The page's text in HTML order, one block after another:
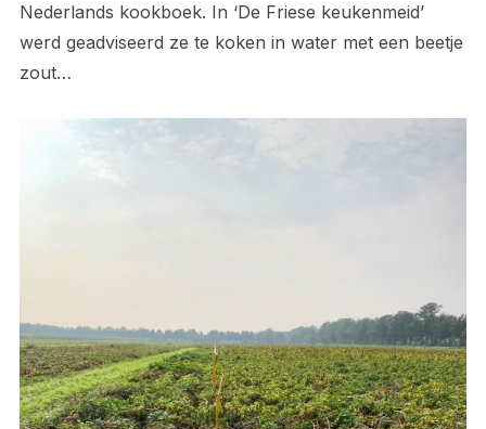
Nederlands kookboek. In ‘De Friese keukenmeid’
werd geadviseerd ze te koken in water met een beetje
zout…